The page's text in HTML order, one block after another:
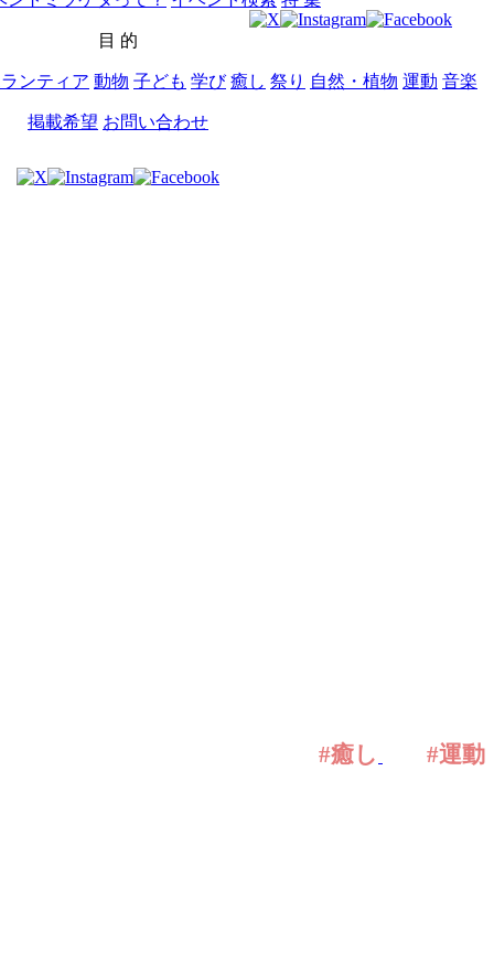
目 的
ンティア 動物 子ども 学び 癒し 祭り 自然・植物 運動 音楽
掲載希望 お問い合わせ
#癒し #運動